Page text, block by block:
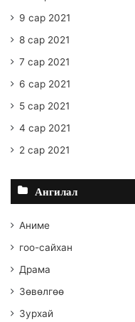
9 сар 2021
8 сар 2021
7 сар 2021
6 сар 2021
5 сар 2021
4 сар 2021
2 сар 2021
Ангилал
Аниме
гоо-сайхан
Драма
Зөвөлгөө
Зурхай